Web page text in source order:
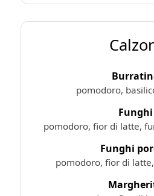
pomodoro,
Funghi
pomodoro, fior di latte,
Funghi
pomodoro, fior di